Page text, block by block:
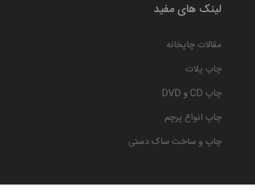
لینک های مفید
مقالات چاپخانه
چاپ پلات
چاپ CD و DVD
چاپ انواع پرچم
چاپ و ساخت ساک دستی